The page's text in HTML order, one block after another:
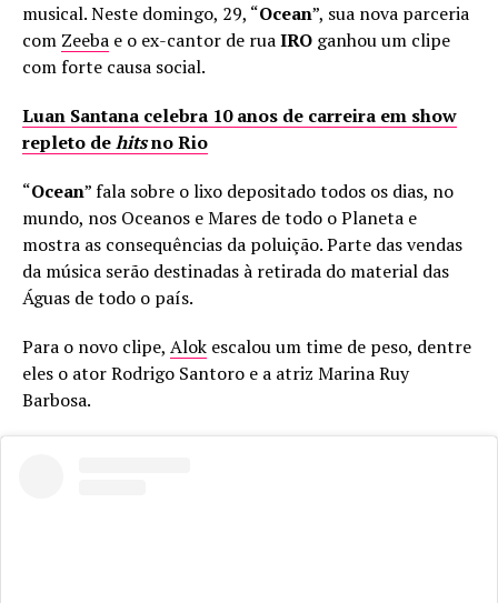
musical. Neste domingo, 29, “Ocean”, sua nova parceria
com Zeeba e o ex-cantor de ruaIRO ganhou um clipe
com forte causa social.
Luan Santana celebra 10 anos de carreira em show
repleto dehitsno Rio
“Ocean” fala sobre o lixo depositado todos os dias, no
mundo, nos Oceanos e Mares de todo o Planeta e
mostra as consequências da poluição. Parte das vendas
da música serão destinadas à retirada do material das
Águas de todo o país.
Para o novo clipe, Alok escalou um time de peso, dentre
eles o ator Rodrigo Santoro e a atriz Marina Ruy
Barbosa.